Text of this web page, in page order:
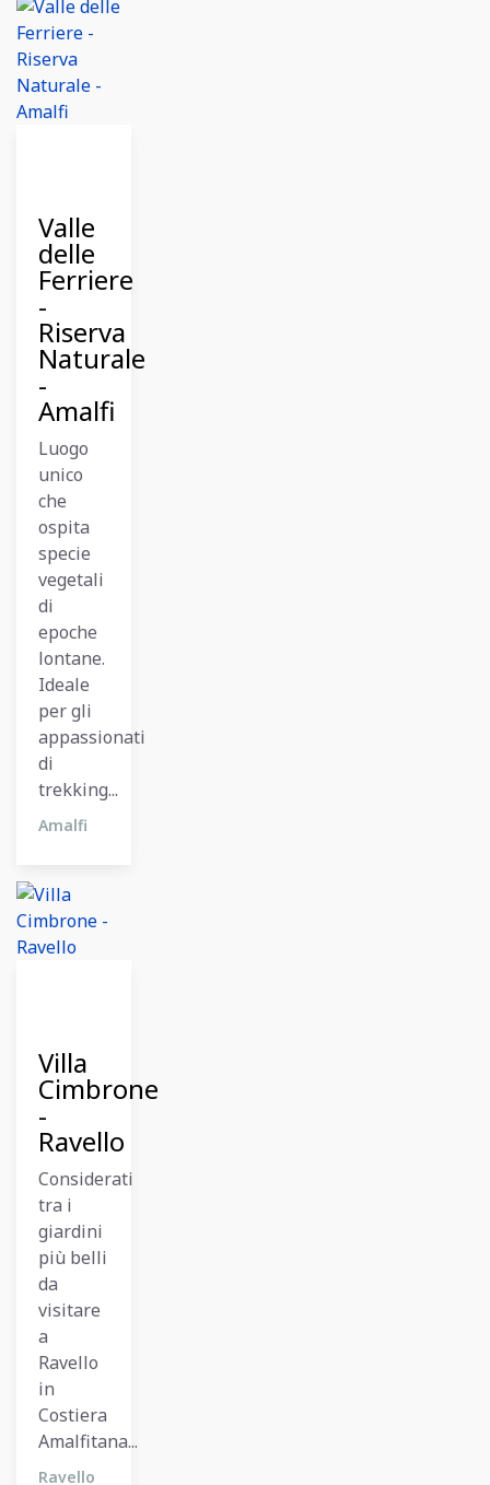
2023
Valle
delle
Ferriere
-
Riserva
Naturale
-
Amalfi
Luogo
unico
che
ospita
specie
vegetali
di
epoche
lontane.
Ideale
per gli
appassionati
di
trekking...
Amalfi
2023
Villa
Cimbrone
-
Ravello
Considerati
tra i
giardini
più belli
da
visitare
a
Ravello
in
Costiera
Amalfitana...
Ravello